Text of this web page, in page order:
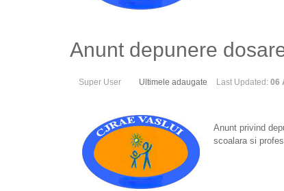
Anunt depunere
Super User Ultimele adaugate Last Updated: 06
Anunt privind
scoalara si